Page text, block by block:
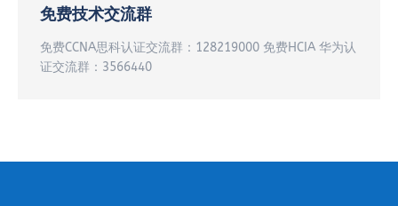
免费技术交流群
免费CCNA思科认证交流群：128219000 免费HCIA 华为认
证交流群：3566440